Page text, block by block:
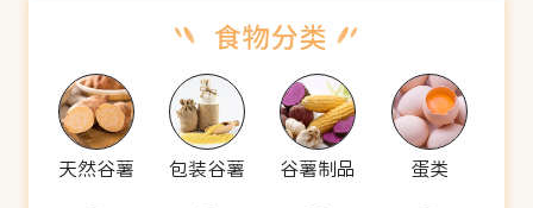
天然谷薯 包装谷薯 谷薯制品 蛋类